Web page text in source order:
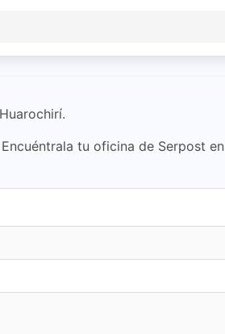
tu oficina de Serpost en